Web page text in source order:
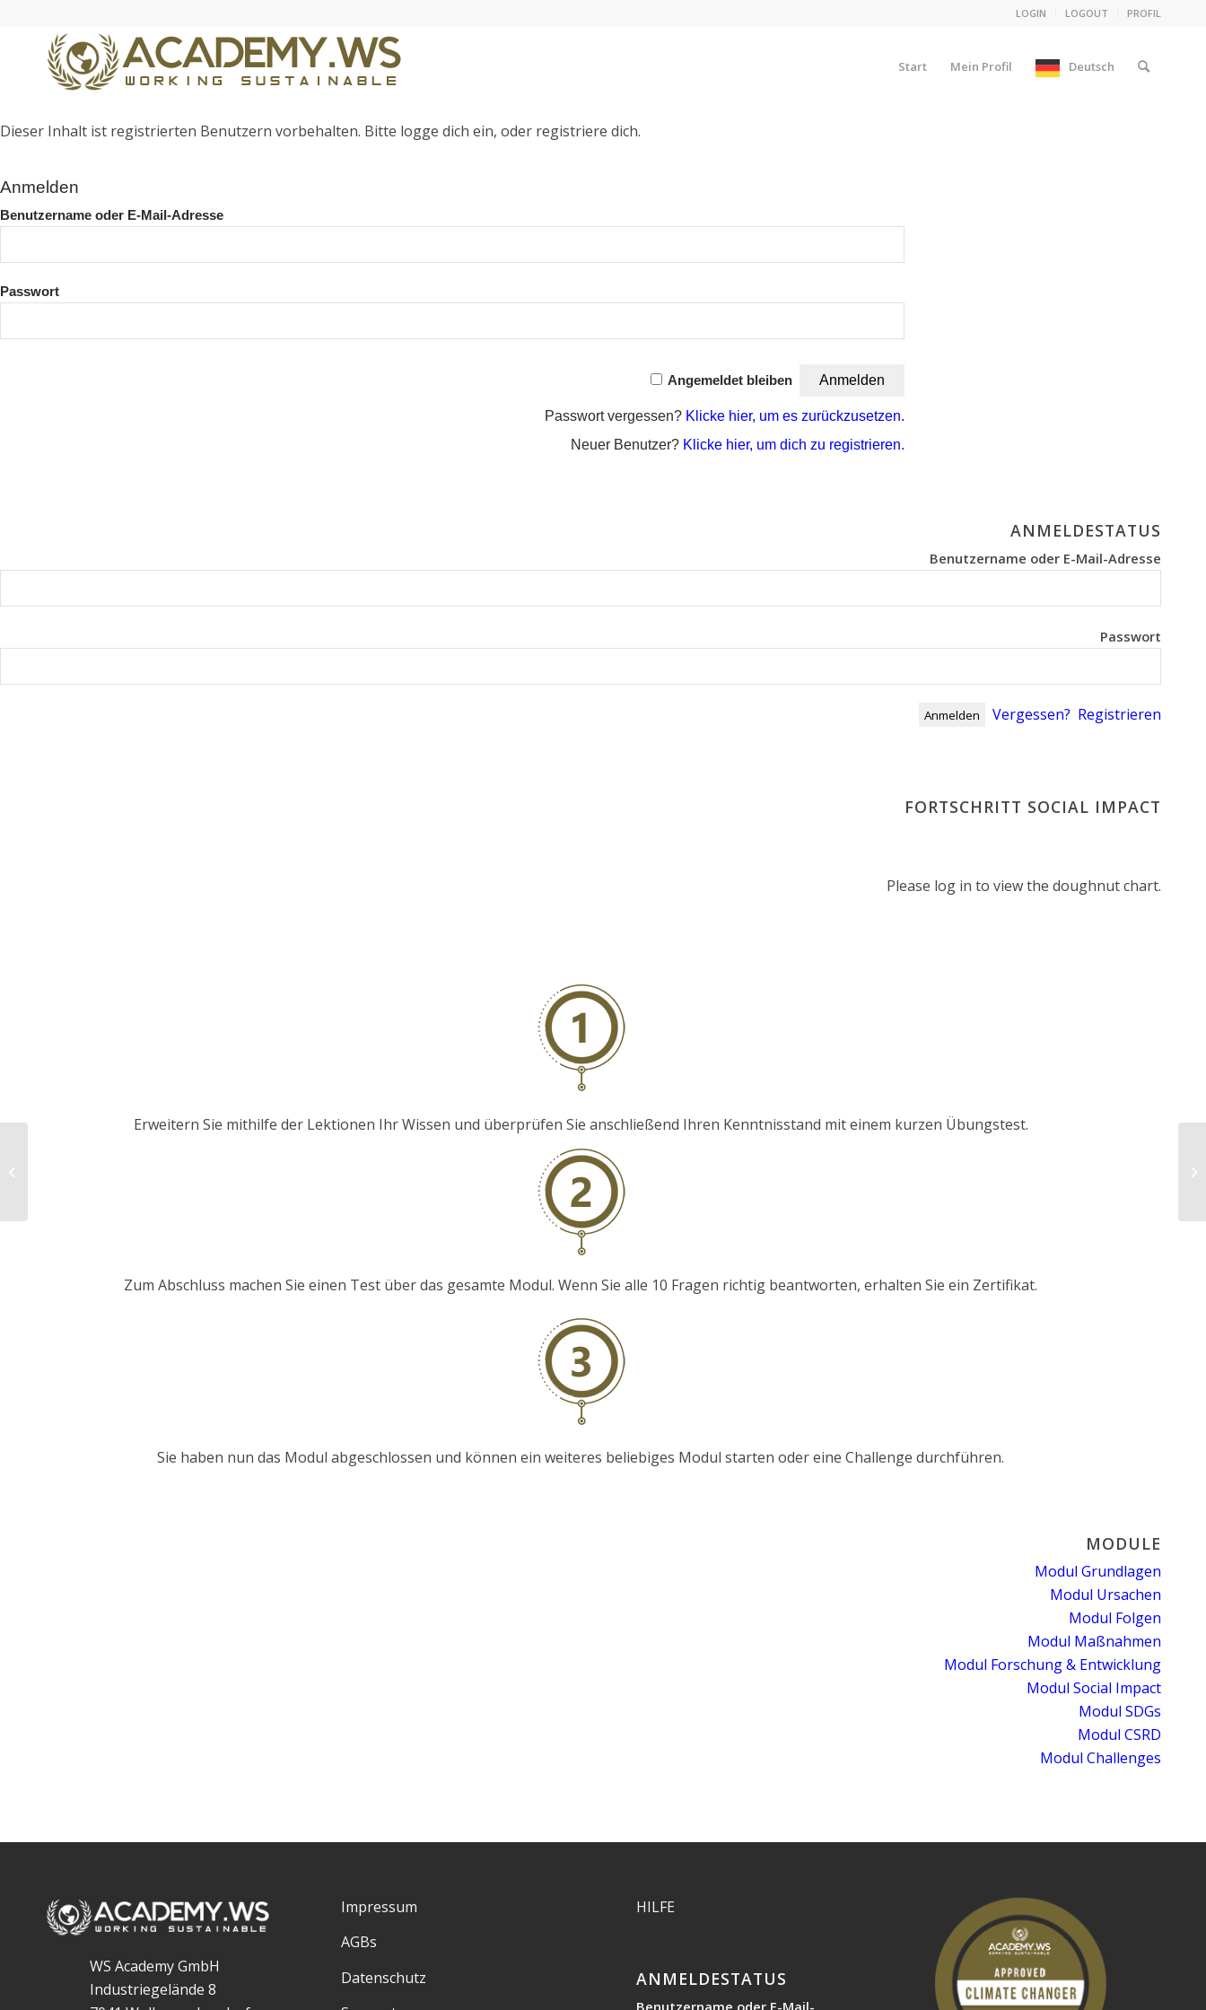
LOGIN LOGOUT PROFIL
Start Mein Profil Deutsch
Dieser Inhalt ist registrierten Benutzern vorbehalten. Bitte logge dich ein, oder registriere dich.
Anmelden
Benutzername oder E-Mail-Adresse
Passwort
Angemeldet bleiben
Passwort vergessen? Klicke hier, um es zurückzusetzen.
Neuer Benutzer? Klicke hier, um dich zu registrieren.
ANMELDESTATUS
Benutzername oder E-Mail-Adresse
Passwort
Vergessen? Registrieren
FORTSCHRITT SOCIAL IMPACT
Please log in to view the doughnut chart.
Erweitern Sie mithilfe der Lektionen Ihr Wissen und überprüfen Sie anschließend Ihren Kenntnisstand mit einem kurzen Übungstest.
Zum Abschluss machen Sie einen Test über das gesamte Modul. Wenn Sie alle 10 Fragen richtig beantworten, erhalten Sie ein Zertifikat.
Sie haben nun das Modul abgeschlossen und können ein weiteres beliebiges Modul starten oder eine Challenge durchführen.
MODULE
Modul Grundlagen
Modul Ursachen
Modul Folgen
Modul Maßnahmen
Modul Forschung & Entwicklung
Modul Social Impact
Modul SDGs
Modul CSRD
Modul Challenges
WS Academy GmbH
Industriegelände 8
Impressum
AGBs
Datenschutz
HILFE
ANMELDESTATUS